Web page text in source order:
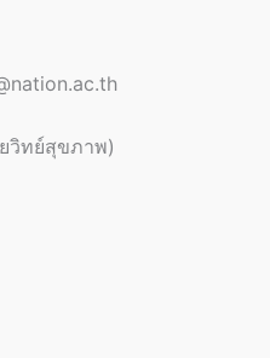
วิทย์สุขภาพ)